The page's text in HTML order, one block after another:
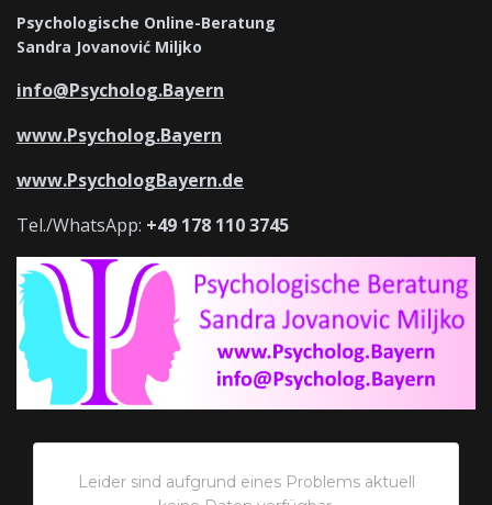
Psychologische Online-Beratung
Sandra Jovanović Miljko
info@Psycholog.Bayern
www.Psycholog.Bayern
www.PsychologBayern.de
Tel./WhatsApp: +49 178 110 3745
Leider sind aufgrund eines Problems aktuell